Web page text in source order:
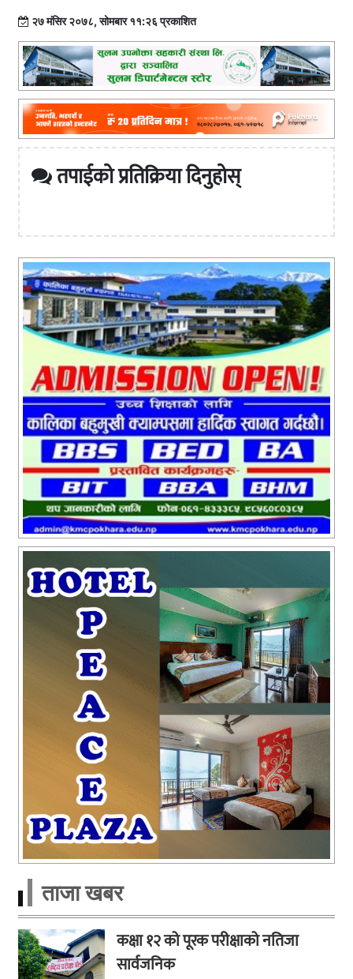
२७ मंसिर २०७८, सोमबार ११:२६ प्रकाशित
तपाईको प्रतिक्रिया दिनुहोस्
ताजा खबर
कक्षा १२ को पूरक परीक्षाको नतिजा
सार्वजनिक